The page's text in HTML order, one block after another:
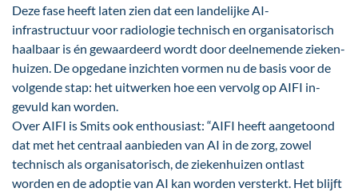
Deze fase heeft laten zien dat een landelijke AI-
infrastructuur voor radiologie tech­nisch en organisatorisch
haalbaar is én ge­waardeerd wordt door deelnemende zieken­
huizen. De op­ge­dane inzichten vormen nu de basis voor de
volgende stap: het uitwerken hoe een vervolg op AIFI in­
gevuld kan worden.
Over AIFI is Smits ook enthousiast: “AIFI heeft aan­getoond
dat met het centraal aanbieden van AI in de zorg, zowel
technisch als organisatorisch, de ziekenhuizen ontlast
worden en de adoptie van AI kan worden versterkt. Het blijft